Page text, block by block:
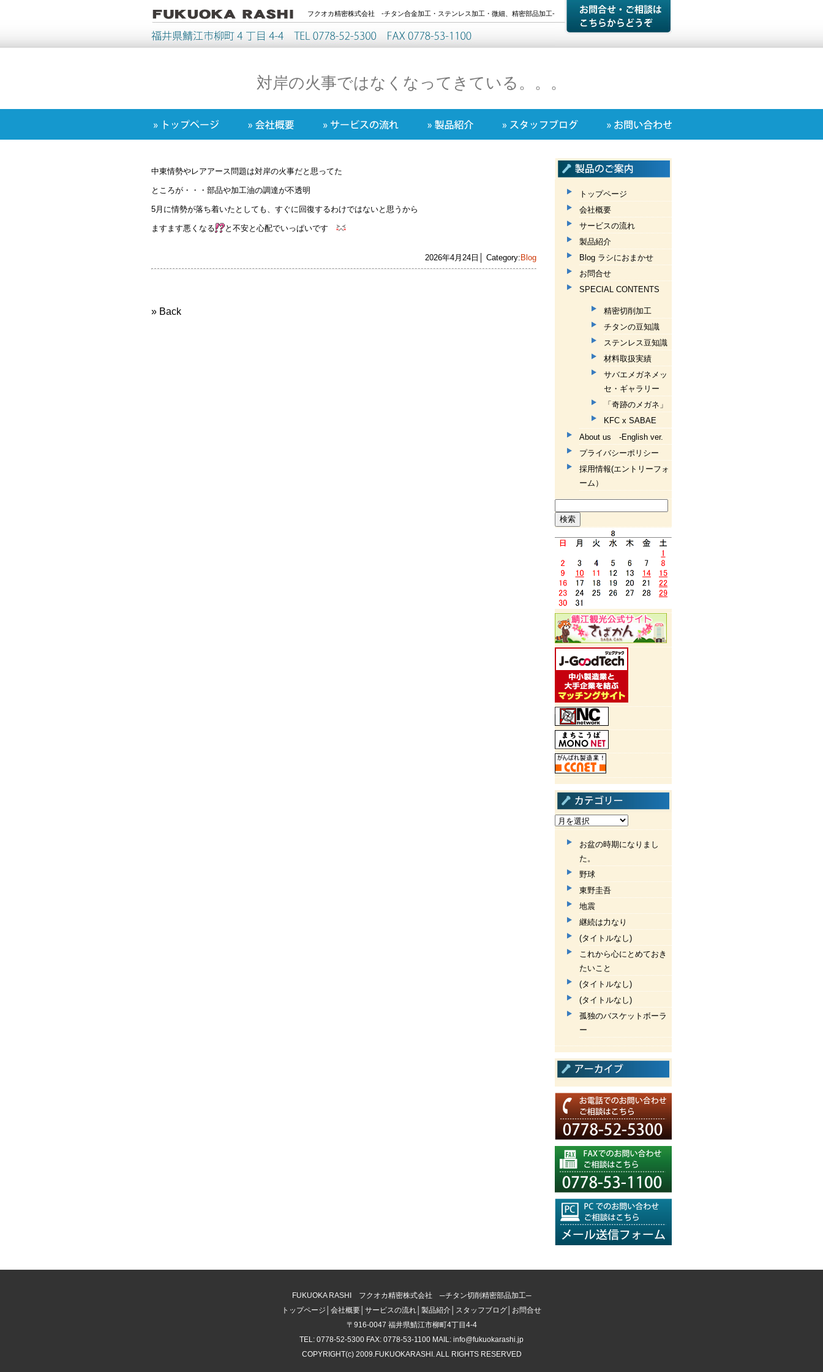
フクオカ精密株式会社 -チタン合金加工・ステンレス加工・微細、精密部品加工-
対岸の火事ではなくなってきている。。。
中東情勢やレアアース問題は対岸の火事だと思ってた
ところが・・・部品や加工油の調達が不透明
5月に情勢が落ち着いたとしても、すぐに回復するわけではないと思うから
ますます悪くなる と不安と心配でいっぱいです
2026年4月24日│ Category: Blog
» Back
トップページ
会社概要
サービスの流れ
製品紹介
Blog ラシにおまかせ
お問合せ
SPECIAL CONTENTS
精密切削加工
チタンの豆知識
ステンレス豆知識
材料取扱実績
サバエメガネメッ
セ・ギャラリー
「奇跡のメガネ」
KFC x SABAE
About us -English ver.
プライバシーポリシー
採用情報(エントリーフォ
ーム）
索:
お盆の時期になりまし
た。
野球
東野圭吾
地震
継続は力なり
(タイトルなし)
これから心にとめておき
たいこと
(タイトルなし)
(タイトルなし)
孤独のバスケットボーラ
ー
FUKUOKA RASHI フクオカ精密株式会社 ─チタン切削精密部品加工─
トップページ
会社概要 サービスの流れ 製品紹介 スタッフブログ
お問合せ
〒916-0047 福井県鯖江市柳町4丁目4-4
TEL: 0778-52-5300 FAX: 0778-53-1100 MAIL: info@fukuokarashi.jp
COPYRIGHT(c) 2009.FUKUOKARASHI. ALL RIGHTS RESERVED